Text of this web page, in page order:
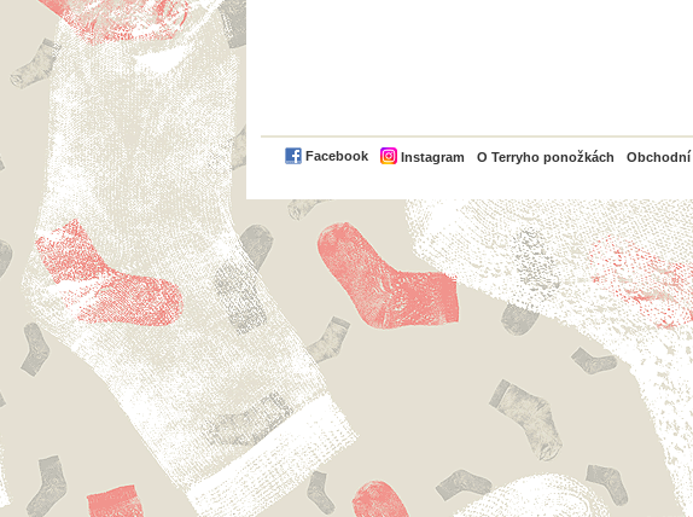
Facebook Instagram O Terryho ponožkách PayPal